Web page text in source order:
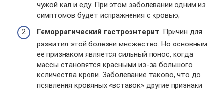
чужой кал и еду. При этом заболевании одним из
симптомов будет испражнения с кровью;
Геморрагический гастроэнтерит. Причин для
развития этой болезни множество. Но основным
ее признаком является сильный понос, когда
массы становятся красными из-за большого
количества крови. Заболевание таково, что до
появления кровяных «вставок» другие признаки